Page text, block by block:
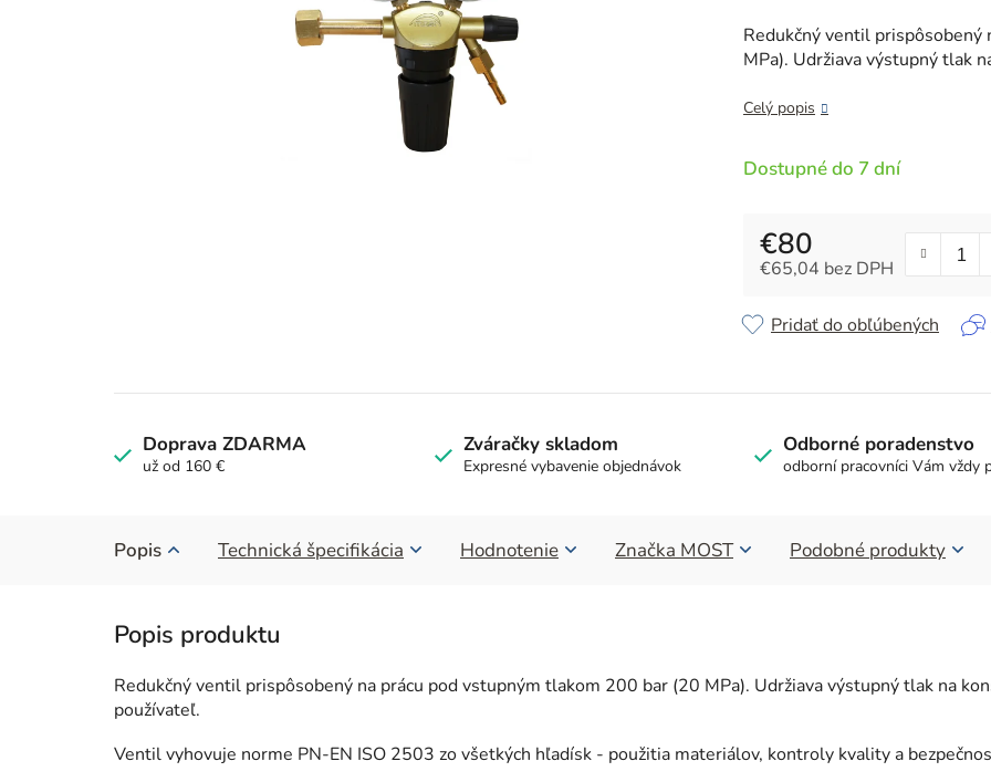
0,0
z
hviezdičiek.
Redukčný ventil
MPa). Udržiava výstupný tlak
Celý popis
Dostupné do 7 dní
€80
€65,04 bez DPH
Pridať do obľúbených
Doprava ZDARMA
už od 160 €
Zváračky skladom
Expresné vybavenie objednávok
Odborné poradenstvo
odborní pracovníci Vám vždy
Popis Technická špecifikácia Hodnotenie Značka MOST Podobné produkty
Redukčný ventil prispôsobený na prácu pod vstupným tlakom 200 bar (20 MPa). Udržiava výstupný tlak na
používateľ.
Ventil vyhovuje norme PN-EN ISO 2503 zo všetkých hľadísk - použitia materiálov, kontroly kvality a